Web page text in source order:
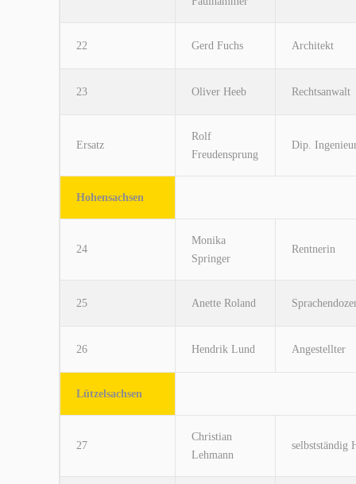
22 Gerd Fuchs Architekt
23 Oliver Heeb Rechtsanwalt
Ersatz
Rolf
Freudensprung
Dip.
Hohensachsen
24
Monika
Springer
Rentnerin
25 Anette Roland
26 Hendrik Lund Angestellter
Lützelsachsen
27
Christian
Lehmann
selbstständig